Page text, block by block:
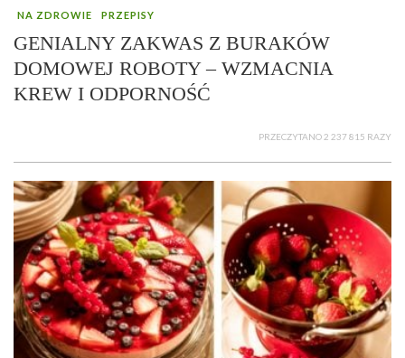
NA ZDROWIE PRZEPISY
GENIALNY ZAKWAS Z BURAKÓW
DOMOWEJ ROBOTY – WZMACNIA
KREW I ODPORNOŚĆ
PRZECZYTANO 2 237 815 RAZY